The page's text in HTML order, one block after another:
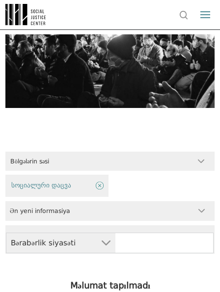
Bölgələrin səsi
Bərabərlik siyasəti
სოციალური დაცვა
Ən yeni informasiya
Məlumat tapılmadı